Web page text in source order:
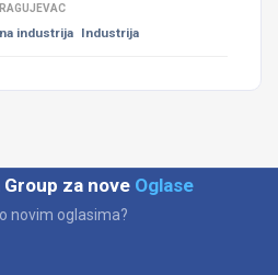
industrija Industrija
za nove Oglase
novim oglasima?